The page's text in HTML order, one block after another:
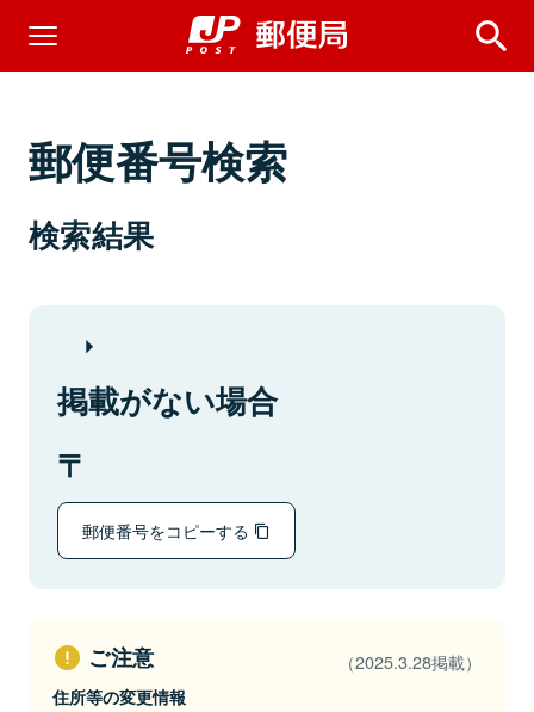
郵便番号検索
検索結果
掲載がない場合
郵便番号をコピーする
ご注意 （2025.3.28掲載）
住所等の変更情報